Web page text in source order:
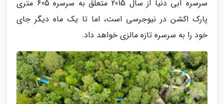
سرسره آبی دنیا از سال 2015 متعلق به سرسره 605 متری
پارک اکشن در نیوجرسی است، اما تا یک ماه دیگر جای
خود را به سرسره تازه مالزی خواهد داد.